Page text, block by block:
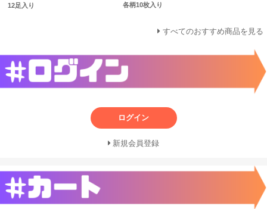
12足入り
各柄10枚入り
すべてのおすすめ商品を見る
ログイン
新規会員登録